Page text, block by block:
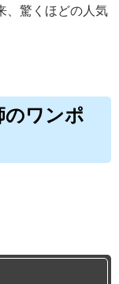
、驚くほどの人気
のワンポ